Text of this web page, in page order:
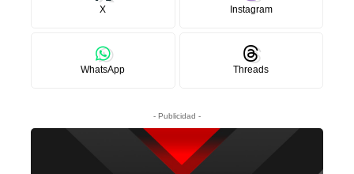
X Instagram
WhatsApp Threads
- Publicidad -